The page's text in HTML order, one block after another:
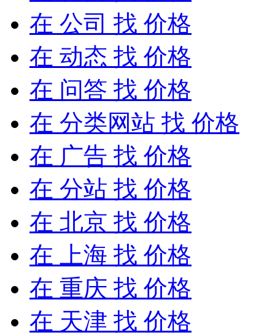
在 公司 找 价格
在 动态 找 价格
在 问答 找 价格
在 分类网站 找 价格
在 广告 找 价格
在 分站 找 价格
在 北京 找 价格
在
上海 找 价格
在 重庆 找 价格
在 天津 找 价格